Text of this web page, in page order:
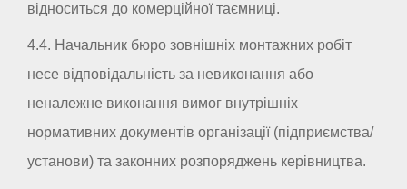
відноситься до комерційної таємниці.
4.4. Начальник бюро зовнішніх монтажних робіт
несе відповідальність за невиконання або
неналежне виконання вимог внутрішніх
нормативних документів організації (підприємства/
установи) та законних розпоряджень керівництва.